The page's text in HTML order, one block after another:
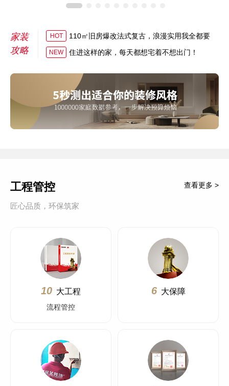
家装
攻略
HOT 110㎡旧房爆改法式复古，浪漫实用我全都要
NEW 住进这样的家，每天都想宅着不想出门！
工程管控
匠心品质，环保筑家
查看更多 >
10 大工程
流程管控
6 大保障